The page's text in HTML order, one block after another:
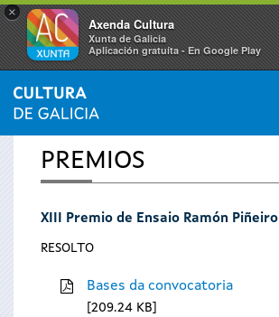
×
Axenda Cultura
Xunta de Galicia
Aplicación gratuíta - En Google Play
Vostede
está
aquí
INICIO
PREMIOS
XIII Premio de Ensaio Ramón Piñeiro
RESOLTO
Bases da convocatoria
209.24 KB